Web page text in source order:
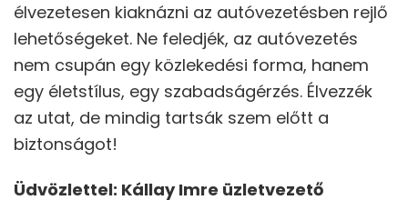
élvezetesen kiaknázni az autóvezetésben rejlő
lehetőségeket. Ne feledjék, az autóvezetés
nem csupán egy közlekedési forma, hanem
egy életstílus, egy szabadságérzés. Élvezzék
az utat, de mindig tartsák szem előtt a
biztonságot!
Üdvözlettel: Kállay Imre üzletvezető